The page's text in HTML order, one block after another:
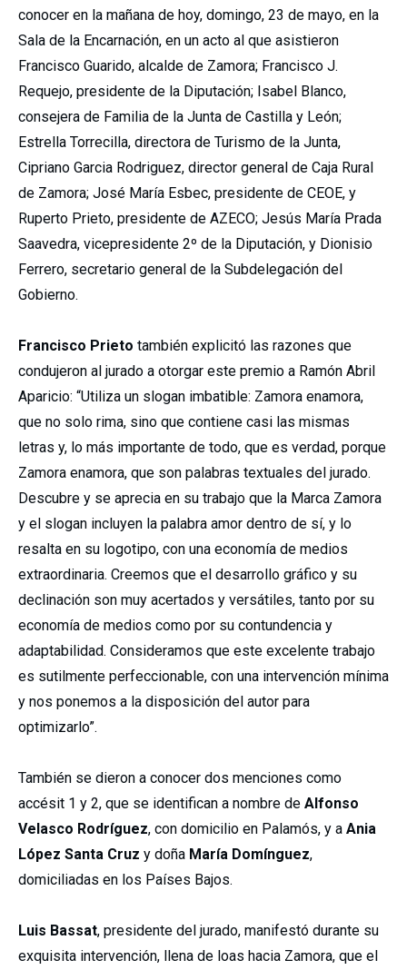
conocer en la mañana de hoy, domingo, 23 de mayo, en la
Sala de la Encarnación, en un acto al que asistieron
Francisco Guarido, alcalde de Zamora; Francisco J.
Requejo, presidente de la Diputación; Isabel Blanco,
consejera de Familia de la Junta de Castilla y León;
Estrella Torrecilla, directora de Turismo de la Junta,
Cipriano Garcia Rodriguez, director general de Caja Rural
de Zamora; José María Esbec, presidente de CEOE, y
Ruperto Prieto, presidente de AZECO; Jesús María Prada
Saavedra, vicepresidente 2º de la Diputación, y Dionisio
Ferrero, secretario general de la Subdelegación del
Gobierno.
Francisco Prieto también explicitó las razones que
condujeron al jurado a otorgar este premio a Ramón Abril
Aparicio: “Utiliza un slogan imbatible: Zamora enamora,
que no solo rima, sino que contiene casi las mismas
letras y, lo más importante de todo, que es verdad, porque
Zamora enamora, que son palabras textuales del jurado.
Descubre y se aprecia en su trabajo que la Marca Zamora
y el slogan incluyen la palabra amor dentro de sí, y lo
resalta en su logotipo, con una economía de medios
extraordinaria. Creemos que el desarrollo gráfico y su
declinación son muy acertados y versátiles, tanto por su
economía de medios como por su contundencia y
adaptabilidad. Consideramos que este excelente trabajo
es sutilmente perfeccionable, con una intervención mínima
y nos ponemos a la disposición del autor para
optimizarlo”.
También se dieron a conocer dos menciones como
accésit 1 y 2, que se identifican a nombre de Alfonso
Velasco Rodríguez, con domicilio en Palamós, y a Ania
López Santa Cruz y doña María Domínguez,
domiciliadas en los Países Bajos.
Luis Bassat, presidente del jurado, manifestó durante su
exquisita intervención, llena de loas hacia Zamora, que el